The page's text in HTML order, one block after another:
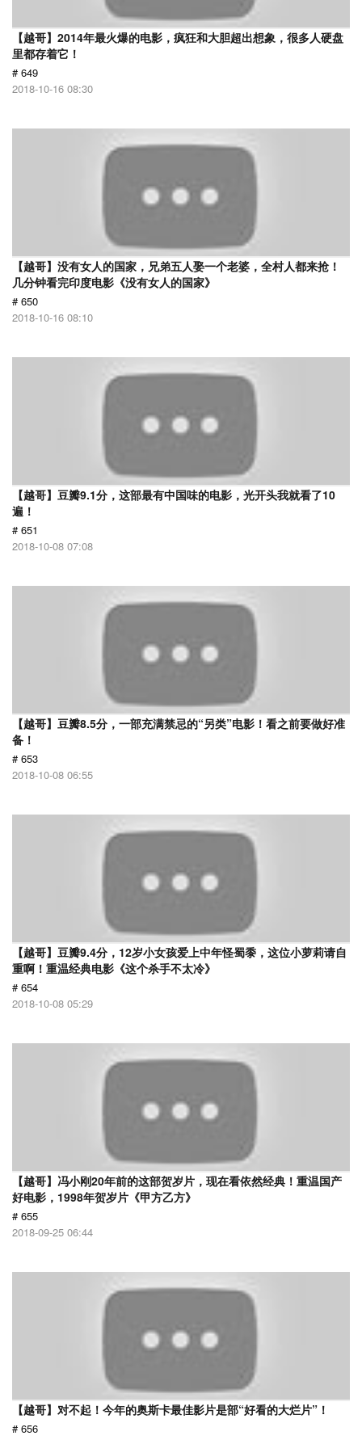
【越哥】2014年最火爆的电影，疯狂和大胆超出想象，很多人硬盘
里都存着它！
# 649
2018-10-16 08:30
【越哥】没有女人的国家，兄弟五人娶一个老婆，全村人都来抢！
几分钟看完印度电影《没有女人的国家》
# 650
2018-10-16 08:10
【越哥】豆瓣9.1分，这部最有中国味的电影，光开头我就看了10
遍！
# 651
2018-10-08 07:08
【越哥】豆瓣8.5分，一部充满禁忌的“另类”电影！看之前要做好准
备！
# 653
2018-10-08 06:55
【越哥】豆瓣9.4分，12岁小女孩爱上中年怪蜀黍，这位小萝莉请自
重啊！重温经典电影《这个杀手不太冷》
# 654
2018-10-08 05:29
【越哥】冯小刚20年前的这部贺岁片，现在看依然经典！重温国产
好电影，1998年贺岁片《甲方乙方》
# 655
2018-09-25 06:44
【越哥】对不起！今年的奥斯卡最佳影片是部“好看的大烂片”！
# 656